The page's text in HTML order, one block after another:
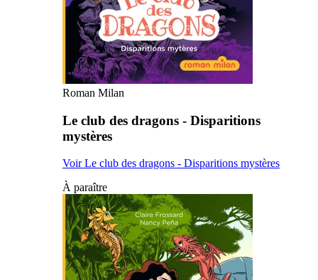
Roman Milan
Le club des dragons - Disparitions
mystères
Voir Le club des dragons - Disparitions mystères
À paraître